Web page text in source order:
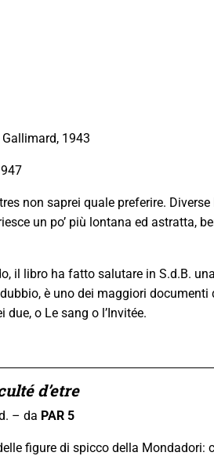
Gallimard, 1943
non saprei quale preferire.
un po’ più lontana ed astratta,
il libro ha fatto salutare in S.d.B.
è uno dei maggiori
o Le sang o l’Invitée.
d’etre
– da PAR 5
figure di spicco della